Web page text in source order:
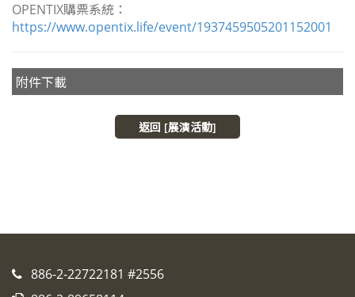
OPENTIX購票系統：
https://www.opentix.life/event/1937459505201152001
附件下載
返回 [展演活動]
886-2-22722181 #2556